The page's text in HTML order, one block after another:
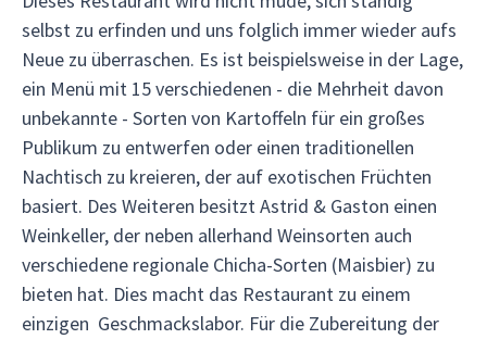
selbst zu erfinden und uns folglich immer wieder aufs
Neue zu überraschen. Es ist beispielsweise in der Lage,
ein Menü mit 15 verschiedenen - die Mehrheit davon
unbekannte - Sorten von Kartoffeln für ein großes
Publikum zu entwerfen oder einen traditionellen
Nachtisch zu kreieren, der auf exotischen Früchten
basiert. Des Weiteren besitzt Astrid & Gaston einen
Weinkeller, der neben allerhand Weinsorten auch
verschiedene regionale Chicha-Sorten (Maisbier) zu
bieten hat. Dies macht das Restaurant zu einem
einzigen Geschmackslabor. Für die Zubereitung der